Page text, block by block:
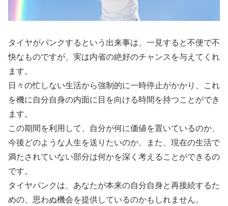
タイヤがパンクするという出来事は、一見すると不便で不
快なものですが、実は内省の絶好のチャンスを与えてくれ
ます。
日々の忙しない生活から強制的に一時停止がかかり、これ
を機に自分自身の内面に目を向ける時間を持つことができ
ます。
この期間を利用して、自分が何に価値を置いているのか、
今後どのような人生を送りたいのか、また、現在の生活で
満たされていない部分は何かを深く考えることができるの
です。
タイヤパンクは、あなたが本来の自分自身と再接続するた
めの、思わぬ機会を提供しているのかもしれません。